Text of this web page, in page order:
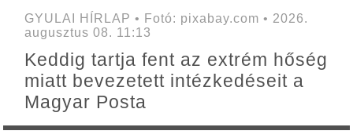
GYULAI HÍRLAP • Fotó: pixabay.com • 2026.
augusztus 08. 11:13
Keddig tartja fent az extrém hőség
miatt bevezetett intézkedéseit a
Magyar Posta